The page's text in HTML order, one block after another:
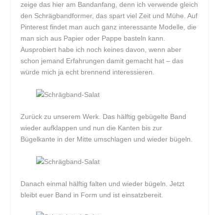
zeige das hier am Bandanfang, denn ich verwende gleich
den Schrägbandformer, das spart viel Zeit und Mühe. Auf
Pinterest findet man auch ganz interessante Modelle, die
man sich aus Papier oder Pappe basteln kann.
Ausprobiert habe ich noch keines davon, wenn aber
schon jemand Erfahrungen damit gemacht hat – das
würde mich ja echt brennend interessieren.
Zurück zu unserem Werk. Das hälftig gebügelte Band
wieder aufklappen und nun die Kanten bis zur
Bügelkante in der Mitte umschlagen und wieder bügeln.
Danach einmal hälftig falten und wieder bügeln. Jetzt
bleibt euer Band in Form und ist einsatzbereit.